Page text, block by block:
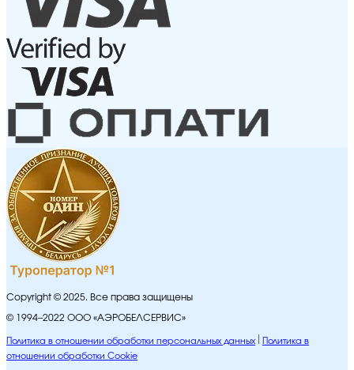
Copyright © 2025. Все права защищены
© 1994–2022 ООО «АЭРОБЕЛСЕРВИС»
Политика в отношении обработки персональных данных
Политика в
отношении обработки Cookie